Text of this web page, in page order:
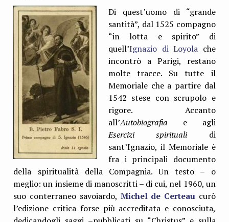
Di quest’uomo di “grande
santità”, dal 1525 compagno
“in lotta e spirito” di
quell’Ignazio di Loyola che
incontrò a Parigi, restano
molte tracce. Su tutte il
Memoriale che a partire dal
1542 stese con scrupolo e
rigore. Accanto
all’Autobiografia e agli
Esercizi spiritualidi
sant’Ignazio, il Memoriale è
fra i principali documento
della spiritualità della Compagnia. Un testo – o
meglio: un insieme di manoscritti – di cui, nel 1960, un
suo conterraneo savoiardo, Michel de Certeaucurò
l’edizione critica forse più accreditata e conosciuta,